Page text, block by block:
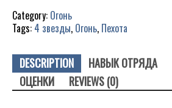
Category: Огонь
Tags: 4 звезды, Огонь, Пехота
DESCRIPTION НАВЫК ОТРЯДА
ОЦЕНКИ
REVIEWS (0)